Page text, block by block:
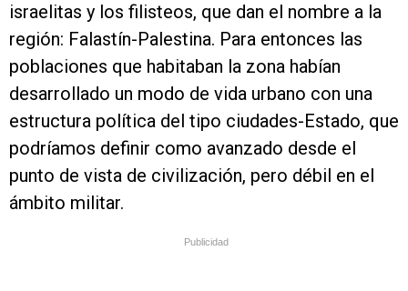
israelitas y los filisteos, que dan el nombre a la
región: Falastín-Palestina. Para entonces las
poblaciones que habitaban la zona habían
desarrollado un modo de vida urbano con una
estructura política del tipo ciudades-Estado, que
podríamos definir como avanzado desde el
punto de vista de civilización, pero débil en el
ámbito militar.
Publicidad